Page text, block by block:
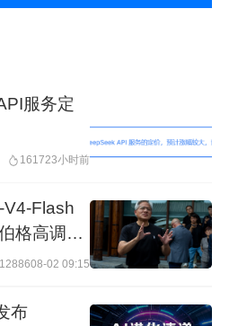
服务定
161723小时前
Flash
格高调支
1288608-02 09:15
布